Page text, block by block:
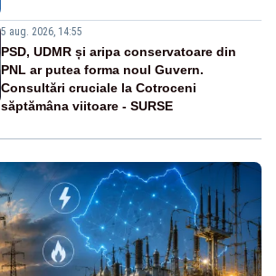
5 aug. 2026, 14:55
PSD, UDMR și aripa conservatoare din
PNL ar putea forma noul Guvern.
Consultări cruciale la Cotroceni
săptămâna viitoare - SURSE